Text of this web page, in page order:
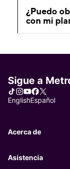
¿Puedo
con mi